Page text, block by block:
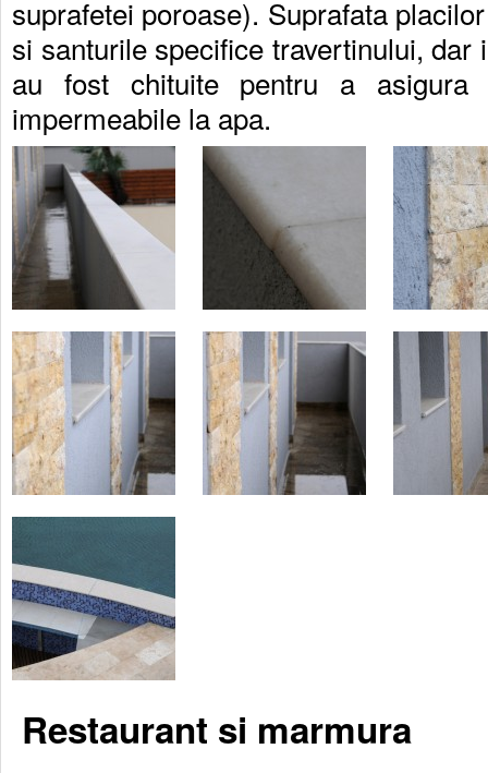
suprafetei poroase). Suprafata
si santurile specifice travertinului,
au fost chituite pentru a
impermeabile la apa.
Restaurant si marmura